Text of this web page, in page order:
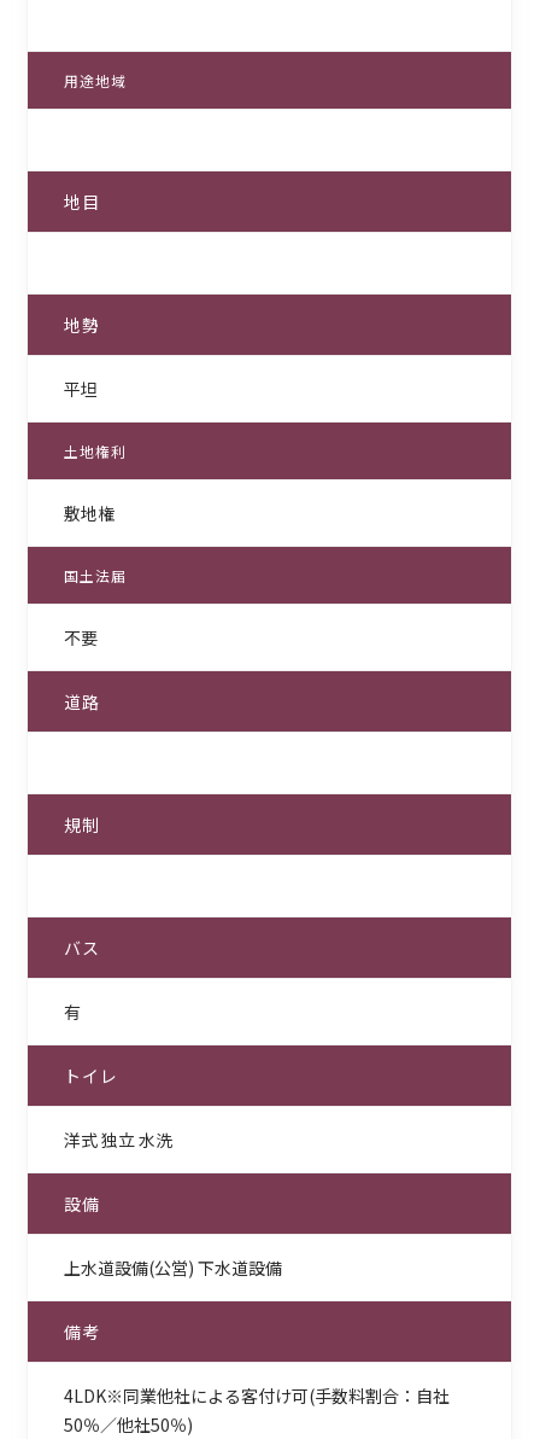
用途地域
地目
地勢
平坦
土地権利
敷地権
国土法届
不要
道路
規制
バス
有
トイレ
洋式 独立 水洗
設備
上水道設備(公営) 下水道設備
備考
4LDK※同業他社による客付け可(手数料割合：自社
50％／他社50％)